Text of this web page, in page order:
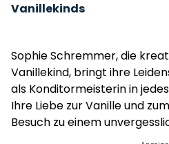
Vanillekinds
Sophie Schremmer, die
Vanillekind, bringt ihre
als Konditormeisterin in
Ihre Liebe zur Vanille und
Besuch zu einem